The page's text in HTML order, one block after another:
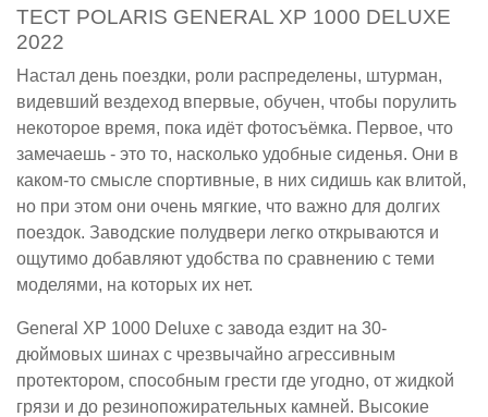
ТЕСТ POLARIS GENERAL XP 1000 DELUXE
2022
Настал день поездки, роли распределены, штурман,
видевший вездеход впервые, обучен, чтобы порулить
некоторое время, пока идёт фотосъёмка. Первое, что
замечаешь - это то, насколько удобные сиденья. Они в
каком-то смысле спортивные, в них сидишь как влитой,
но при этом они очень мягкие, что важно для долгих
поездок. Заводские полудвери легко открываются и
ощутимо добавляют удобства по сравнению с теми
моделями, на которых их нет.
General XP 1000 Deluxe с завода ездит на 30-
дюймовых шинах с чрезвычайно агрессивным
протектором, способным грести где угодно, от жидкой
грязи и до резинопожирательных камней. Высокие